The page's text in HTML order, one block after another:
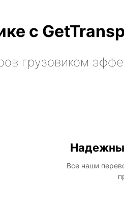
с
грузовиком
Все наши